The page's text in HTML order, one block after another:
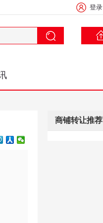
登录
商铺转让推荐